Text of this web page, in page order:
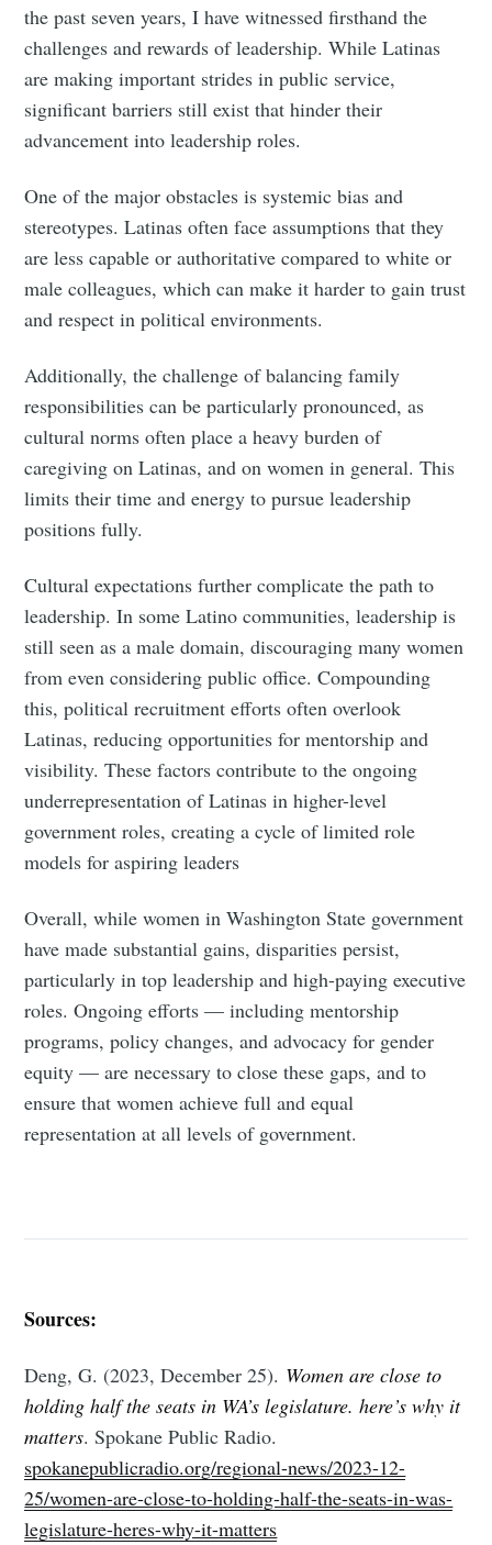
the past seven years, I have witnessed firsthand the
challenges and rewards of leadership. While Latinas
are making important strides in public service,
significant barriers still exist that hinder their
advancement into leadership roles.
One of the major obstacles is systemic bias and
stereotypes. Latinas often face assumptions that they
are less capable or authoritative compared to white or
male colleagues, which can make it harder to gain trust
and respect in political environments.​
Additionally, the challenge of balancing family
responsibilities can be particularly pronounced, as
cultural norms often place a heavy burden of
caregiving on Latinas, and on women in general. This
limits their time and energy to pursue leadership
positions fully.​
Cultural expectations further complicate the path to
leadership. In some Latino communities, leadership is
still seen as a male domain, discouraging many women
from even considering public office. Compounding
this, political recruitment efforts often overlook
Latinas, reducing opportunities for mentorship and
visibility​. These factors contribute to the ongoing
underrepresentation of Latinas in higher-level
government roles, creating a cycle of limited role
models for aspiring leaders​
Overall, while women in Washington State government
have made substantial gains, disparities persist,
particularly in top leadership and high-paying executive
roles. Ongoing efforts — including mentorship
programs, policy changes, and advocacy for gender
equity — are necessary to close these gaps, and to
ensure that women achieve full and equal
representation at all levels of government.
Sources:
Deng, G. (2023, December 25). Women are close to
holding half the seats in WA’s legislature. here’s why it
matters. Spokane Public Radio.
spokanepublicradio.org/regional-news/2023-12-
25/women-are-close-to-holding-half-the-seats-in-was-
legislature-heres-why-it-matters